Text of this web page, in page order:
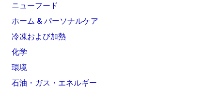
ニューフード
ホーム & パーソナルケア
冷凍および加熱
化学
環境
石油・ガス・エネルギー